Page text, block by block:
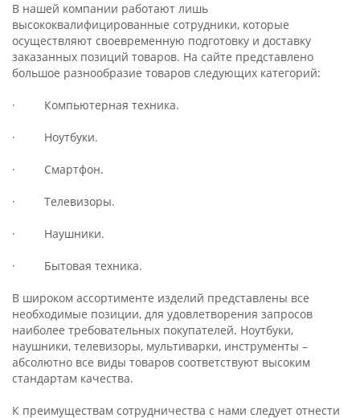
В нашей компании работают лишь
высококвалифицированные сотрудники, которые
осуществляют своевременную подготовку и доставку
заказанных позиций товаров. На сайте представлено
большое разнообразие товаров следующих категорий:
· Компьютерная техника.
· Ноутбуки.
· Смартфон.
· Телевизоры.
· Наушники.
· Бытовая техника.
В широком ассортименте изделий представлены все
необходимые позиции, для удовлетворения запросов
наиболее требовательных покупателей. Ноутбуки,
наушники, телевизоры, мультиварки, инструменты –
абсолютно все виды товаров соответствуют высоким
стандартам качества.
К преимуществам сотрудничества с нами следует отнести